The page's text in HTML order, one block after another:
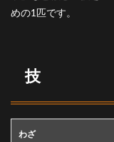
めの1匹です。
技
わざ